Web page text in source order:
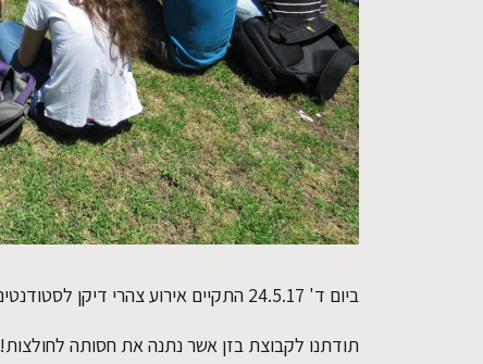
ביום ד' 24.5.17 התקיים אירוע צהרי דיקן לסטודנטים בפקולטה להנדסה כימית בטכניון.
תודתנו לקבוצת בזן אשר נתנה את חסותה לחולצות!